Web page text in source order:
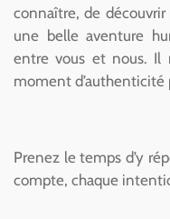
connaître, de
une belle aventure
entre vous et nous. Il
moment d’authenticité
Prenez le temps d’y
compte, chaque